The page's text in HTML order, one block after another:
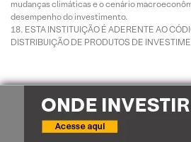
mudanças climáticas e o cenário
desempenho do investimento.
ESTA INSTITUIÇÃO É ADERENTE AO
DISTRIBUIÇÃO DE PRODUTOS DE